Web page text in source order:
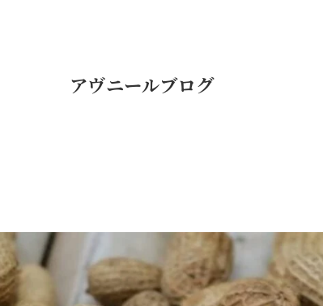
アヴニールブログ